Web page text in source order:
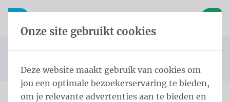
Inhoud overslaan
Taalkeuze overslaan
Open mobiele navigatie
U bevindt zich hier:
Landenvlaggen Afrika
Vlag Madagascar 100x150 cm
Onze site gebruikt cookies
Deze website maakt gebruik van cookies om
jou een optimale bezoekerservaring te bieden,
om je relevante advertenties aan te bieden en